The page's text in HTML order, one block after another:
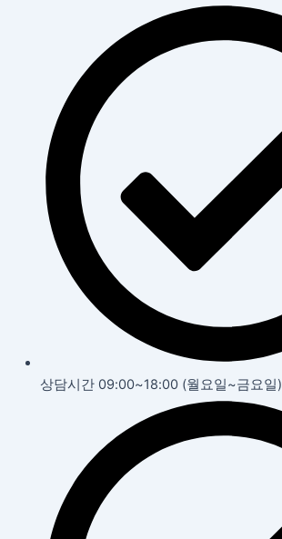
상담시간 09:00~18:00 (월요일~금요일)